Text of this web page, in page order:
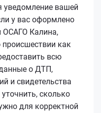
уведомление вашей
у вас оформлено
ОСАГО Калина,
как
всю
о ДТП,
и свидетельства
сколько
для корректной